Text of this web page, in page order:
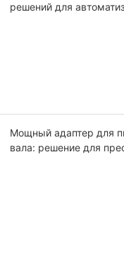
решений для
Мощный адаптер для
вала: решение для